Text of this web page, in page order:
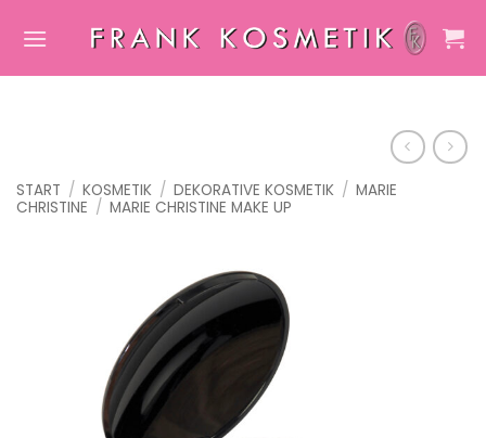
Inhalt
START / KOSMETIK / DEKORATIVE KOSMETIK / MARIE
CHRISTINE / MARIE CHRISTINE MAKE UP